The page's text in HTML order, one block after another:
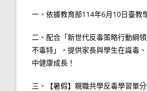
一、依據教育部114年6月10日臺教
二、配合「新世代反毒策略行動綱
不毒特」，提供家長與學生在識毒
中健康成長！
三、【暑假】親職共學反毒學習單